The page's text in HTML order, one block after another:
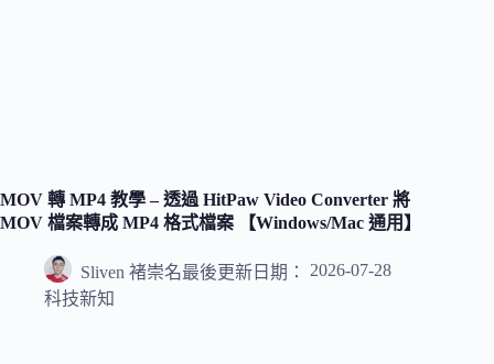
MOV 轉 MP4 教學 – 透過 HitPaw Video Converter 將
MOV 檔案轉成 MP4 格式檔案 【Windows/Mac 通用】
Sliven 褚崇名最後更新日期：
2026-07-28
科技新知